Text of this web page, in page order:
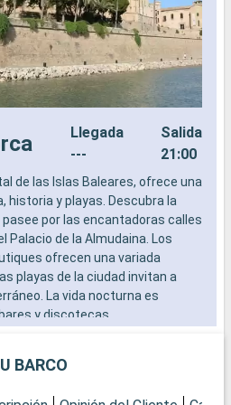
Llegada
---
Salida
21:00
de las Islas Baleares, ofrece una
historia y playas. Descubra la
por las encantadoras calles
Palacio de la Almudaina. Los
ofrecen una variada
playas de la ciudad invitan a
La vida nocturna es
y discotecas.
BARCO